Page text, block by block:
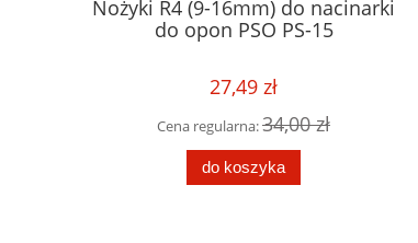
Nożyki R4 (9-16mm) do nacinarki
do opon PSO PS-15
27,49 zł
Cena regularna:34,00 zł
do koszyka